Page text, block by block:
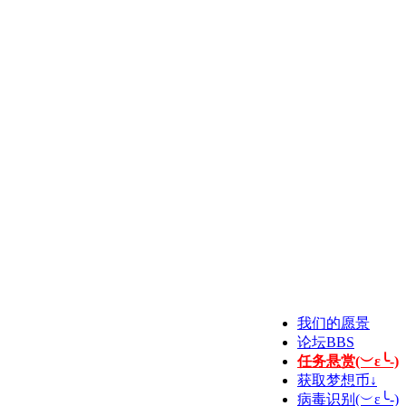
我们的愿景
论坛BBS
任务悬赏(︶ε╰-)
获取梦想币↓
病毒识别(︶ε╰-)